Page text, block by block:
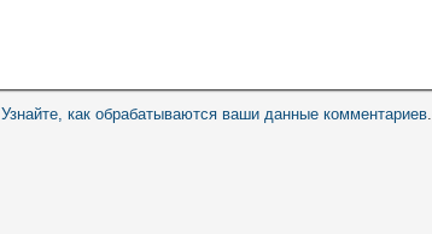
Узнайте, как обрабатываются ваши данные комментариев.